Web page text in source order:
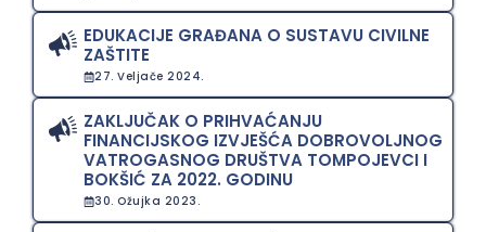
EDUKACIJE GRAĐANA O SUSTAVU CIVILNE
ZAŠTITE
27. Veljače 2024.
ZAKLJUČAK O PRIHVAĆANJU
FINANCIJSKOG IZVJEŠĆA DOBROVOLJNOG
VATROGASNOG DRUŠTVA TOMPOJEVCI I
BOKŠIĆ ZA 2022. GODINU
30. Ožujka 2023.